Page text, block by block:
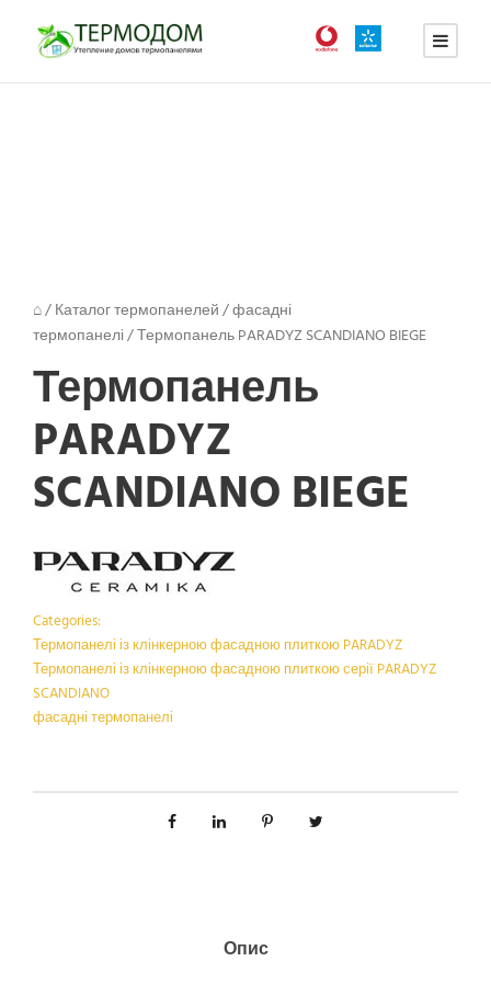
⌂/Каталог термопанелей/фасадні
термопанелі/Термопанель PARADYZ SCANDIANO BIEGE
Термопанель
PARADYZ
SCANDIANO BIEGE
Categories:
Термопанелі із клінкерною фасадною плиткою PARADYZ
Термопанелі із клінкерною фасадною плиткою серії PARADYZ
SCANDIANO
фасадні термопанелі
Опис